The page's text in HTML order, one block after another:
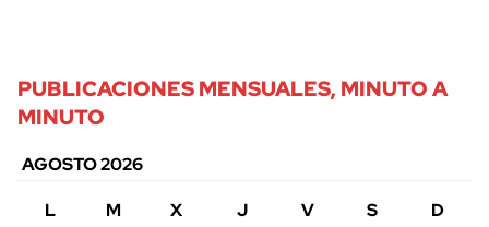
PUBLICACIONES MENSUALES, MINUTO A
MINUTO
AGOSTO 2026
L
M X J V S
D